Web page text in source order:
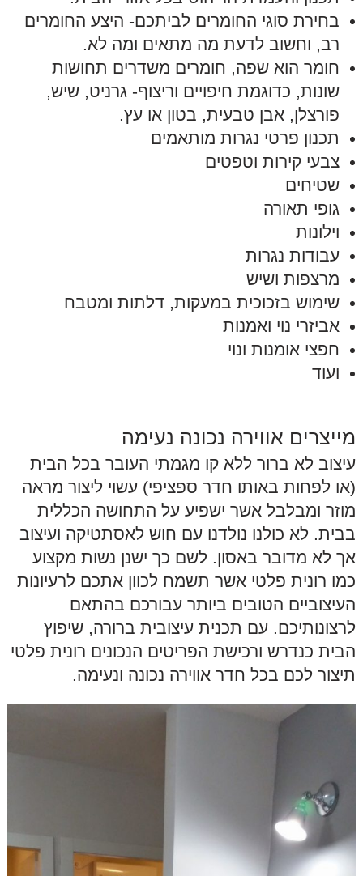
בחירת סוגי החומרים לביתכם- היצע החומרים
רב, וחשוב לדעת מה מתאים ומה לא.
חומר הוא שפה, חומרים משדרים תחושות
שונות, כדוגמת חיפויים וריצוף- גרניט, שיש,
פורצלן, אבן טבעית, בטון או עץ.
תכנון פרטי נגרות מותאמים
צבעי קירות וטפטים
שטיחים
גופי תאורה
וילונות
עבודות נגרות
מרצפות ושיש
שימוש בזכוכית במעקות, דלתות ומטבח
אביזרי נוי ואמנות
חפצי אומנות ונוי
ועוד
מייצרים אווירה נכונה נעימה
עיצוב לא ברור ללא קו מגמתי העובר בכל הבית
(או לפחות באותו חדר ספציפי) עשוי ליצור מראה
מוזר ומבלבל אשר ישפיע על התחושה הכללית
בבית. לא כולנו נולדנו עם חוש לאסתטיקה ועיצוב
אך לא מדובר באסון. לשם כך ישנן נשות מקצוע
כמו רונית פלטי אשר תשמח לכוון אתכם לרעיונות
העיצוביים הטובים ביותר עבורכם בהתאם
לרצונותיכם. עם תכנית עיצובית ברורה, שיפוץ
הבית כנדרש ורכישת הפריטים הנכונים רונית פלטי
תיצור לכם בכל חדר אווירה נכונה ונעימה.